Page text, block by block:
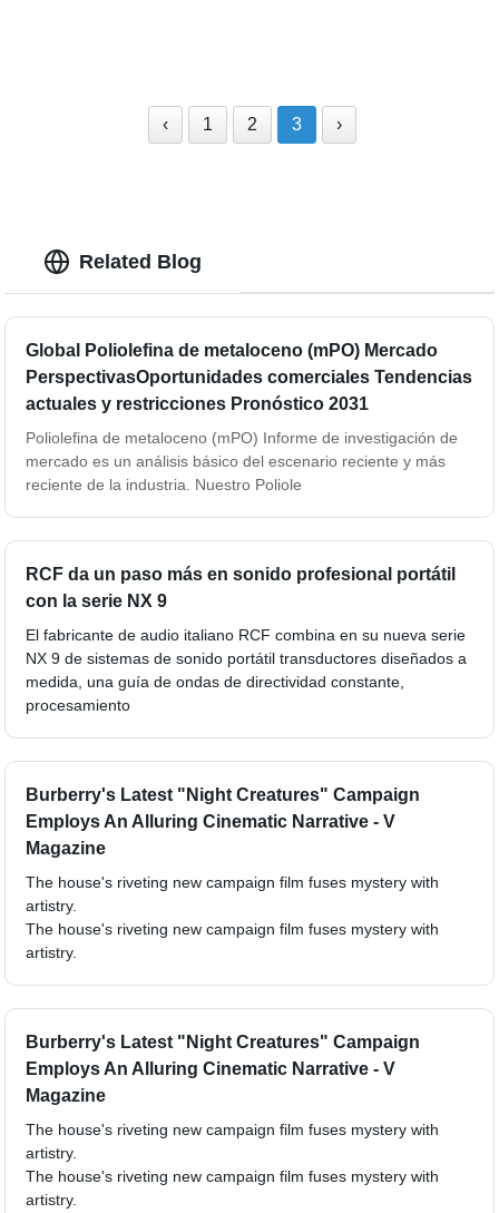
‹ 1 2 3 ›
Related Blog
Global Poliolefina de metaloceno (mPO) Mercado
PerspectivasOportunidades comerciales Tendencias
actuales y restricciones Pronóstico 2031
Poliolefina de metaloceno (mPO) Informe de investigación de
mercado es un análisis básico del escenario reciente y más
reciente de la industria. Nuestro Poliole
RCF da un paso más en sonido profesional portátil
con la serie NX 9
El fabricante de audio italiano RCF combina en su nueva serie
NX 9 de sistemas de sonido portátil transductores diseñados a
medida, una guía de ondas de directividad constante,
procesamiento
Burberry's Latest "Night Creatures" Campaign
Employs An Alluring Cinematic Narrative - V
Magazine
The house's riveting new campaign film fuses mystery with
artistry.
The house's riveting new campaign film fuses mystery with
artistry.
Burberry's Latest "Night Creatures" Campaign
Employs An Alluring Cinematic Narrative - V
Magazine
The house's riveting new campaign film fuses mystery with
artistry.
The house's riveting new campaign film fuses mystery with
artistry.